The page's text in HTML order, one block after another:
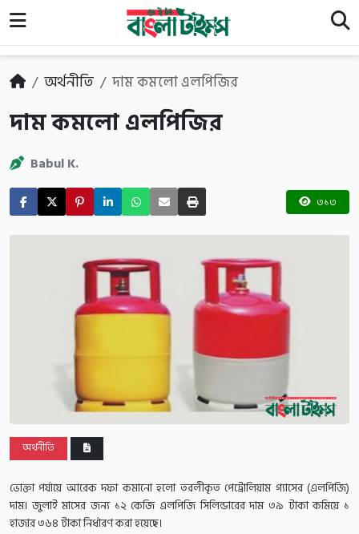
অর্থনীতি দাম কমলো এলপিজির
দাম কমলো এলপিজির
Babul K.
৩১৩
অর্থনীতি
ভোক্তা পর্যায়ে আরেক দফা কমানো হলো তরলীকৃত পেট্রোলিয়াম গ্যাসের (এলপিজি)
দাম। জুলাই মাসের জন্য ১২ কেজি এলপিজি সিলিন্ডারের দাম ৩৯ টাকা কমিয়ে ১
হাজার ৩৬৪ টাকা নির্ধারণ করা হয়েছে।